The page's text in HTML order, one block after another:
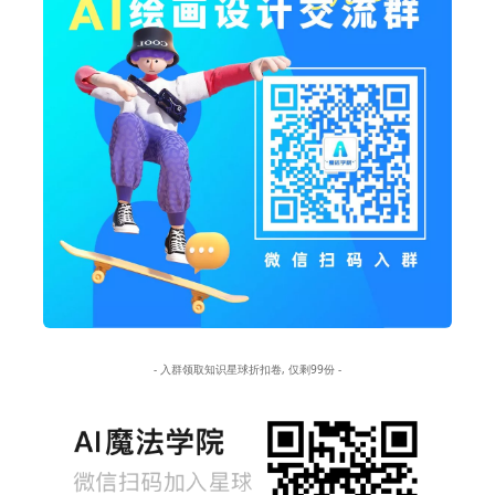
- 入群领取知识星球折扣卷, 仅剩99份 -